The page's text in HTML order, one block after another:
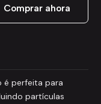
Comprar ahora
é perfeita para
partículas